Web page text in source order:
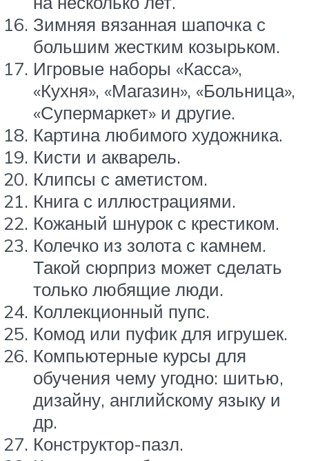
Зимняя вязанная шапочка с
большим жестким козырьком.
Игровые наборы «Касса»,
«Кухня», «Магазин», «Больница»,
«Супермаркет» и другие.
Картина любимого художника.
Кисти и акварель.
Клипсы с аметистом.
Книга с иллюстрациями.
Кожаный шнурок с крестиком.
Колечко из золота с камнем.
Такой сюрприз может сделать
только любящие люди.
Коллекционный пупс.
Комод или пуфик для игрушек.
Компьютерные курсы для
обучения чему угодно: шитью,
дизайну, английскому языку и
др.
Конструктор-пазл.